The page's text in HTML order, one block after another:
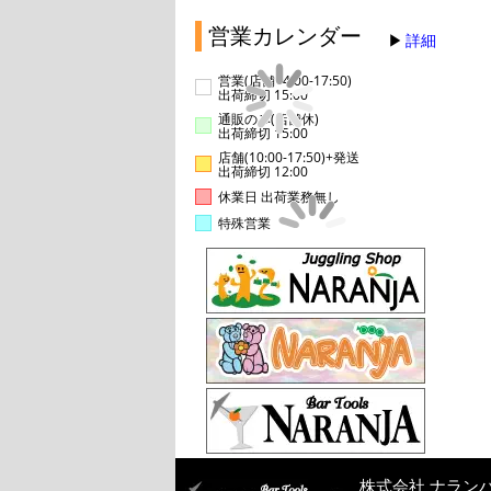
営業カレンダー 詳細
営業(店舗14:00-17:50)
出荷締切 15:00
通販のみ(店舗休)
出荷締切 15:00
店舗(10:00-17:50)+発送
出荷締切 12:00
休業日 出荷業務無し
特殊営業
株式会社 ナラン